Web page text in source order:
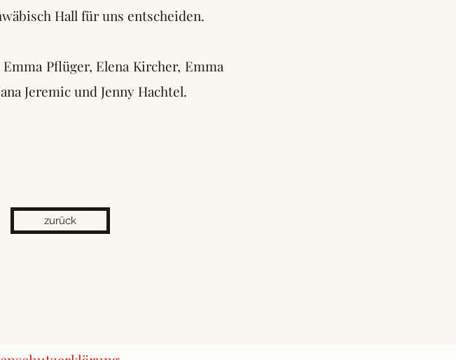
Hall für uns entscheiden.
Pflüger, Elena Kircher, Emma
Jeremic und Jenny Hachtel.
zurück